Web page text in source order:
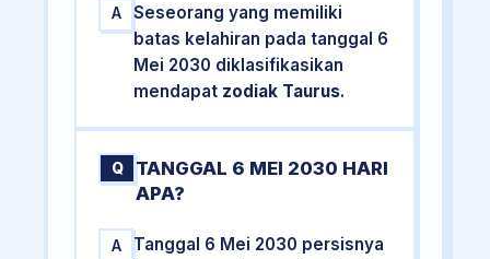
A
Seseorang yang memiliki
batas kelahiran pada tanggal 6
Mei 2030 diklasifikasikan
mendapat zodiak Taurus.
Q
TANGGAL 6 MEI 2030 HARI
APA?
A
Tanggal 6 Mei 2030 persisnya